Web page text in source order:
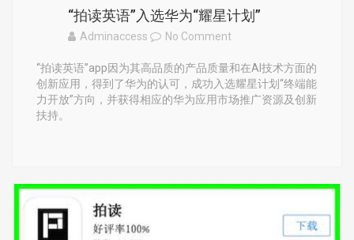
“拍读英语”入选华为“耀星计划”
Adminaccess No Comment
“拍读英语”app因为其高品质的产品质量和在AI技术方面的
创新应用，得到了华为的认可，成功入选耀星计划“终端能
力开放”方向，并获得相应的华为应用市场推广资源及创新
扶持。